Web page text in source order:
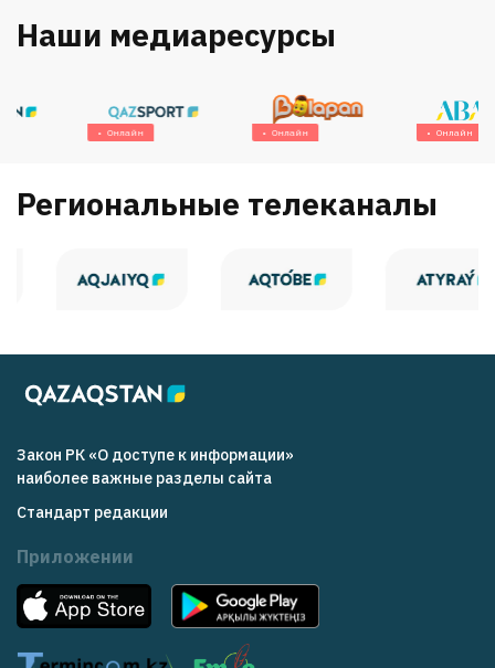
Наши медиаресурсы
Региональные телеканалы
Закон РК «О доступе к информации»
наиболее важные разделы сайта
Стандарт редакции
Приложении